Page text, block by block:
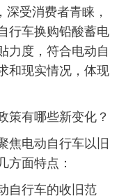
受消费者青睐，
行车换购铅酸蓄电
力度，符合电动自
和现实情况，体现
有哪些新变化？
电动自行车以旧
方面特点：
行车的收旧范